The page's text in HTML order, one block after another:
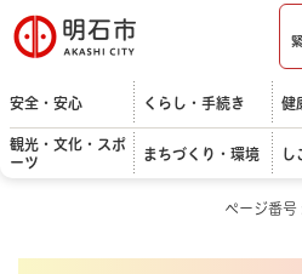
明石市
安全・安心 くらし・手続き 健
観光・文化・スポ
ーツ
まちづくり・環境 し
ページ番号